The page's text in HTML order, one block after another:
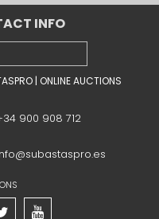
INFO
| ONLINE AUCTIONS
900 908 712